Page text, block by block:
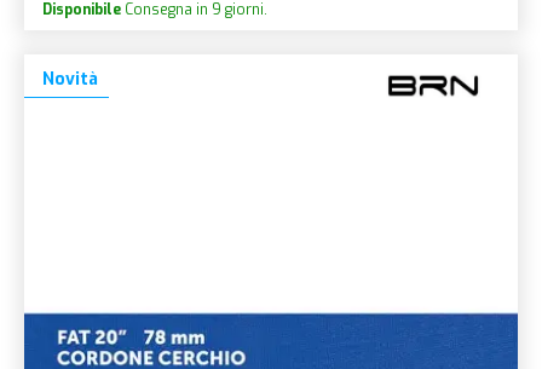
Disponibile Consegna in 9 giorni.
Novità